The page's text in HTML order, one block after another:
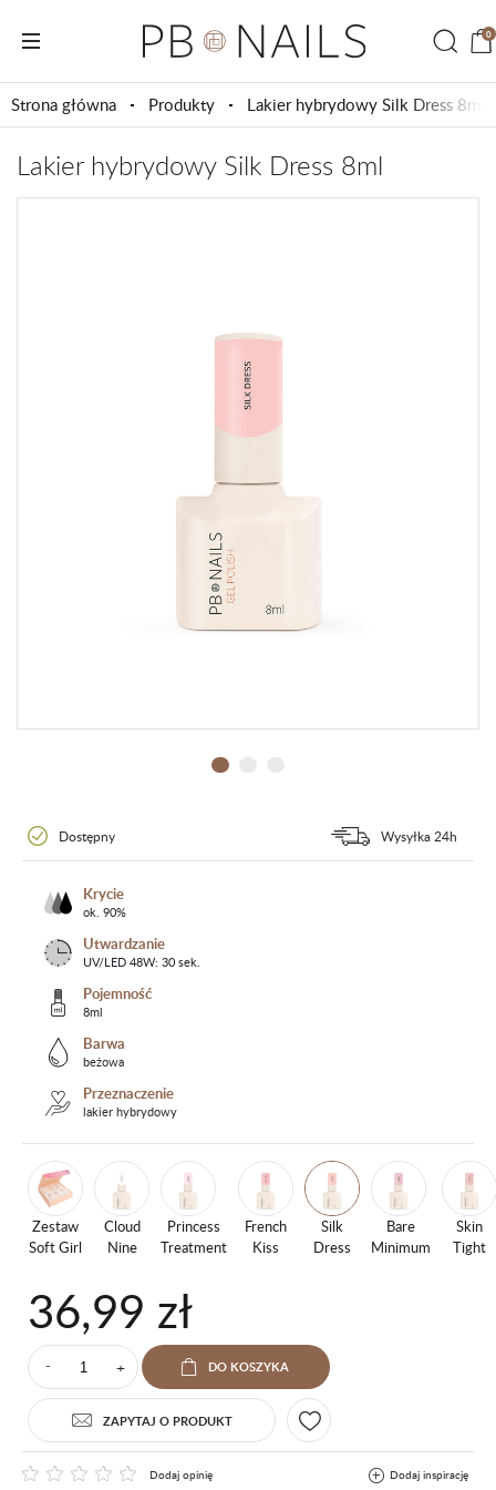
0
Strona główna Produkty Lakier hybrydowy Silk Dress 8ml
Lakier hybrydowy Silk Dress 8ml
Dostępny Wysyłka 24h
Krycie
ok. 90%
Utwardzanie
UV/LED 48W: 30 sek.
Pojemność
8ml
Barwa
beżowa
Przeznaczenie
lakier hybrydowy
Zestaw
Soft Girl
Cloud
Nine
Princess
Treatment
French
Kiss
Silk
Dress
Bare
Minimum
Skin
Tight
36,99 zł
⁻ + DO KOSZYKA
ZAPYTAJ O PRODUKT
Dodaj opinię Dodaj inspirację